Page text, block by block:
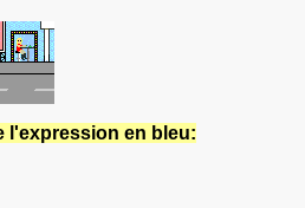
l'expression en bleu: